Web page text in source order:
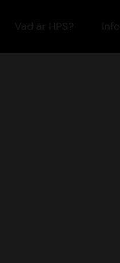
Vad är HPS? Info